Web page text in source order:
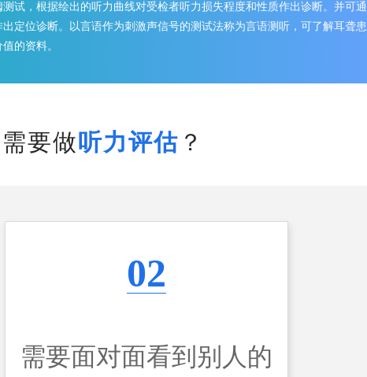
试，根据绘出的听力曲线对受检者听力损失程度和性质作出诊断。并可通
定位诊断。以言语作为刺激声信号的测试法称为言语测听，可了解耳聋患
的资料。
要做听力评估 ？
02
需要面对面看到别人的